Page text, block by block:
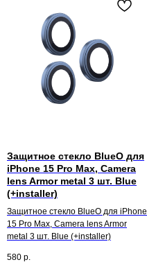
Защитное стекло BlueO для
iPhone 15 Pro Max, Camera
lens Armor metal 3 шт. Blue
(+installer)
Защитное стекло BlueO для iPhone
15 Pro Max, Camera lens Armor
metal 3 шт. Blue (+installer)
580 р.